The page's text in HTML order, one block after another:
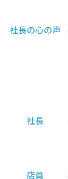
社長の心の声
社長
店員